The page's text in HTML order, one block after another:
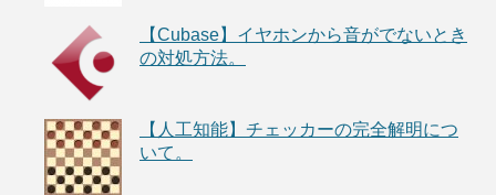
【Cubase】イヤホンから音がでないとき
の対処方法。
【人工知能】チェッカーの完全解明につ
いて。